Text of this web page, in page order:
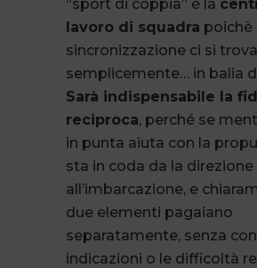
“sport di coppia” è la
lavoro di squadra poichè
sincronizzazione ci si trova
semplicemente… in balia
Sarà indispensabile la
reciproca, perché se
in punta aiuta con la
sta in coda da la direzione
all’imbarcazione, e
due elementi pagaiano
separatamente, senza
indicazioni o le difficoltà